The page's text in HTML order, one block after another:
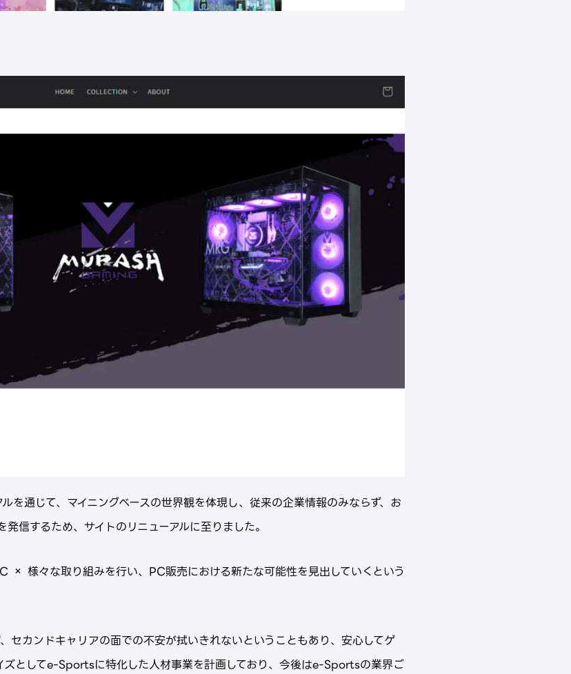
を通じて、マイニングベースの世界観を体現し、従来の企業情報のみならず、お
信するため、サイトのリニューアルに至りました。
× 様々な取り組みを行い、PC販売における新たな可能性を見出していくという
セカンドキャリアの面での不安が拭いきれないということもあり、安心してゲ
ズとしてe-Sportsに特化した人材事業を計画しており、今後はe-Sportsの業界ご